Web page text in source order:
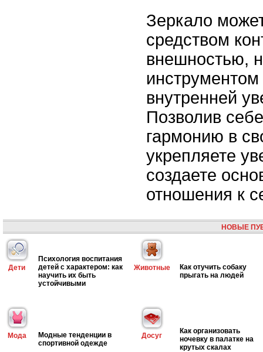
Зеркало
средством
внешностью,
внутренней
Позволив
гармонию в
укрепляете
создаете
отношения к
НОВЫЕ
Дети
Психология воспитания
детей с характером: как
научить их быть
устойчивыми
Животные
Как отучить собаку
прыгать на людей
Мода
Модные тенденции в
спортивной одежде
Досуг
Как организовать
ночевку в палатке на
крутых скалах